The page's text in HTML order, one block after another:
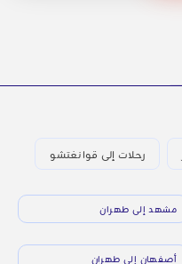
رحلات إلى قوانغتشو
مشهد إلى طهران
أصفهان إلى طهران